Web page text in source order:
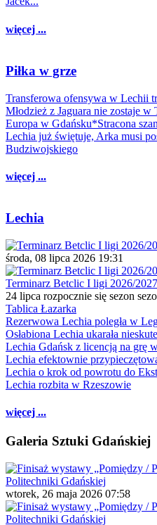
więcej ...
Piłka w grze
Transferowa ofensywa w Lechii
Młodzież z Jaguara nie zostaje w
Europa w Gdańsku*Stracona
Lechia już świętuje, Arka musi
Budziwojskiego
więcej ...
Lechia
środa, 08 lipca 2026 19:31
Terminarz Betclic I ligi 2026/2027
24 lipca rozpocznie się sezon
Tablica Łazarka
Rezerwowa Lechia poległa w
Osłabiona Lechia ukarała
Lechia Gdańsk z licencją na grę
Lechia efektownie
Lechia o krok od powrotu do
Lechia rozbita w Rzeszowie
więcej ...
Galeria Sztuki Gdańskiej
wtorek, 26 maja 2026 07:58